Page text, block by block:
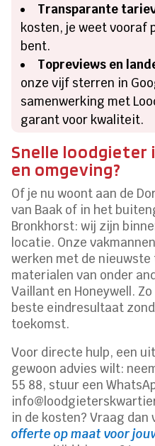
Transparante
kosten, je weet vooraf
bent.
Topreviews en
onze vijf sterren in
samenwerking met
garant voor kwaliteit.
Snelle loodgieter
en omgeving?
Of je nu woont aan de
van Baak of in het
Bronkhorst: wij zijn
locatie. Onze
werken met de
materialen van onder
Vaillant en Honeywell.
beste eindresultaat
toekomst.
Voor directe hulp, een
gewoon advies wilt:
55 88, stuur een
in de kosten? Vraag
offerte op maat voor